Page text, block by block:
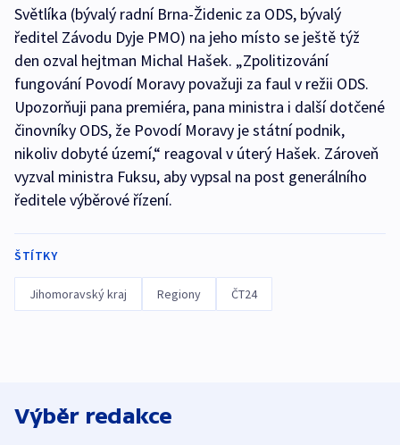
Světlíka (bývalý radní Brna-Židenic za ODS, bývalý
ředitel Závodu Dyje PMO) na jeho místo se ještě týž
den ozval hejtman Michal Hašek. „Zpolitizování
fungování Povodí Moravy považuji za faul v režii ODS.
Upozorňuji pana premiéra, pana ministra i další dotčené
činovníky ODS, že Povodí Moravy je státní podnik,
nikoliv dobyté území,“ reagoval v úterý Hašek. Zároveň
vyzval ministra Fuksu, aby vypsal na post generálního
ředitele výběrové řízení.
ŠTÍTKY
Jihomoravský kraj Regiony ČT24
Výběr redakce